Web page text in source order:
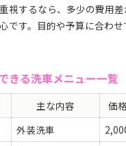
視するなら、多少の費用
です。目的や予算に合わ
きる洗車メニュー一覧
主な内容 価
外装洗車